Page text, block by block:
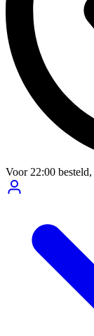
Voor22:00 besteld,